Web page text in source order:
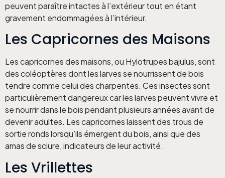
peuvent paraître intactes à l’extérieur tout en étant
gravement endommagées à l’intérieur.
Les Capricornes des Maisons
Les capricornes des maisons, ou Hylotrupes bajulus, sont
des coléoptères dont les larves se nourrissent de bois
tendre comme celui des charpentes. Ces insectes sont
particulièrement dangereux car les larves peuvent vivre et
se nourrir dans le bois pendant plusieurs années avant de
devenir adultes. Les capricornes laissent des trous de
sortie ronds lorsqu’ils émergent du bois, ainsi que des
amas de sciure, indicateurs de leur activité.
Les Vrillettes